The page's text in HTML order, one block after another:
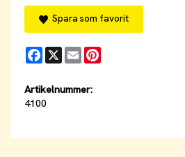
Spara som favorit
Facebook
X Email
Artikelnummer:
4100